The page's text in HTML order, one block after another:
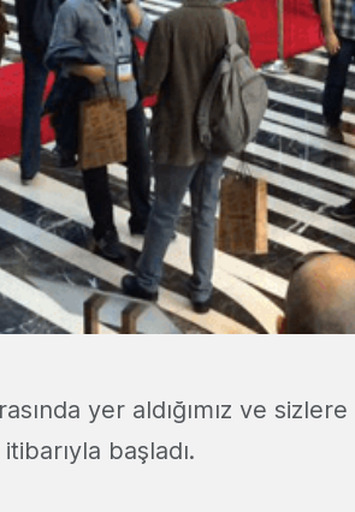
yer aldığımız ve sizlere
başladı.